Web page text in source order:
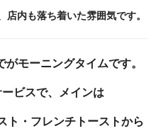
内も落ち着いた雰囲気です。
モーニングタイムです。
ビスで、メインは
ト・フレンチトーストから